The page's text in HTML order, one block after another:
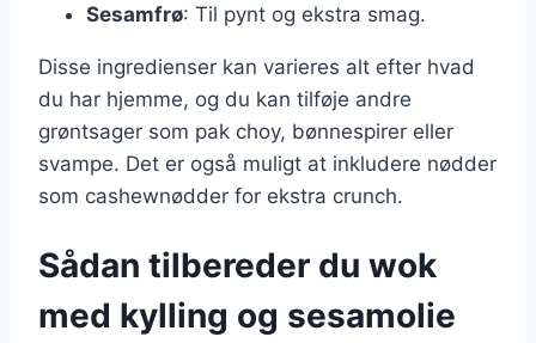
Sesamfrø: Til pynt og ekstra smag.
Disse ingredienser kan varieres alt efter hvad
du har hjemme, og du kan tilføje andre
grøntsager som pak choy, bønnespirer eller
svampe. Det er også muligt at inkludere nødder
som cashewnødder for ekstra crunch.
Sådan tilbereder du wok
med kylling og sesamolie